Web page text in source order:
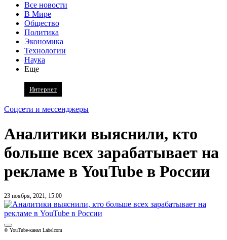
Все новости
В Мире
Общество
Политика
Экономика
Технологии
Наука
Еще
Интернет
Соцсети и мессенджеры
Аналитики выяснили, кто
больше всех зарабатывает на
рекламе в YouTube в России
23 ноября, 2021, 15:00
© YouTube-канал Labelcom